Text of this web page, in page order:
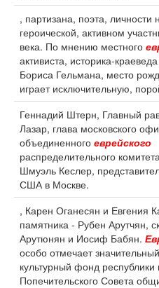
, партизана, поэта, личности
героической, активном
века. По мнению местного
активиста, историка-
Бориса Гельмана, место
играет исключительную,
Геннадий Штерн, Главный
Лазар, глава московского
объединенного еврейского
распределительного
Шмуэль Кеслер,
США в Москве.
, Карен Оганесян и Евгения
памятника - Рубен Арутчян,
Арутюнян и Иосиф Бабян.
особо отмечает
культурный фонд республики
Попечительского Совета